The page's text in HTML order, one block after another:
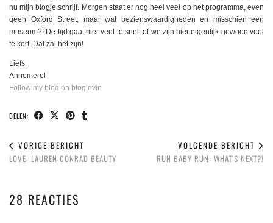
nu mijn blogje schrijf. Morgen staat er nog heel veel op het programma, even
geen Oxford Street, maar wat bezienswaardigheden en misschien een
museum?! De tijd gaat hier veel te snel, of we zijn hier eigenlijk gewoon veel
te kort. Dat zal het zijn!
Liefs,
Annemerel
Follow my blog on bloglovin
DELEN:
VORIGE BERICHT
LOVE: LAUREN CONRAD BEAUTY
VOLGENDE BERICHT
RUN BABY RUN: WHAT’S NEXT?!
28 REACTIES